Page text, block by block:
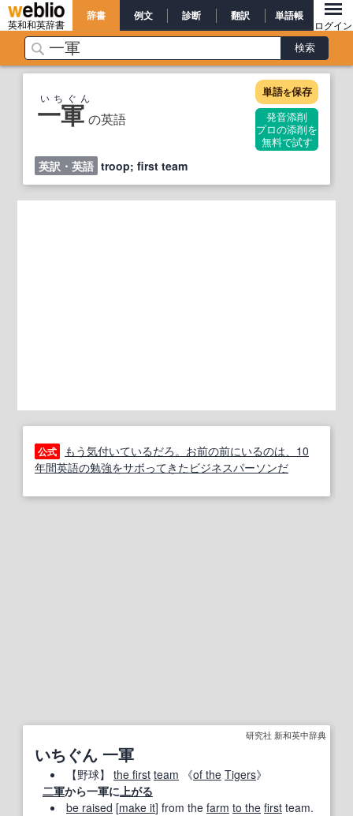
英和和英辞書
辞書 例文 診断 翻訳 単語帳
ログイン
一軍 の英語
いちぐん 単語を保存
発音添削
プロの添削を
無料で試す
英訳・英語 troop; first team
公式
もう気付いているだろ。お前の前にいるのは、10
年間英語の勉強をサボってきたビジネスパーソンだ
研究社 新和英中辞典
いちぐん 一軍
【野球】 the first team 《of the Tigers》
二軍から一軍に 上がる
be raised [make it] from the farm to the first team.